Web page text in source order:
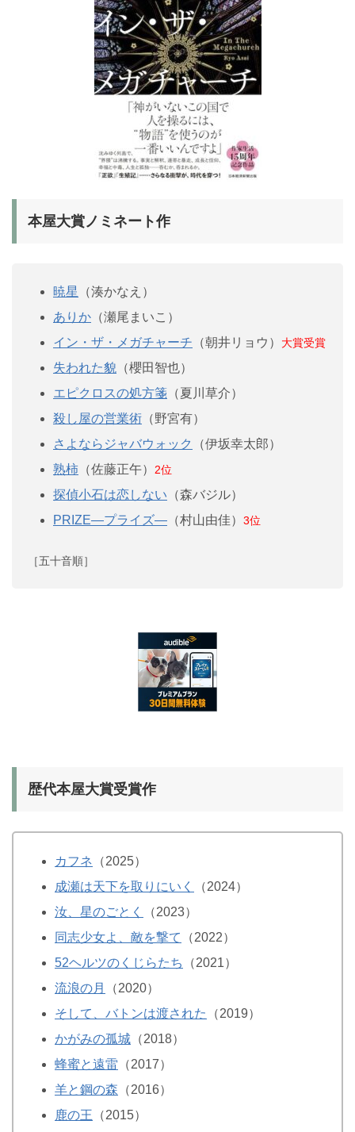
本屋大賞ノミネート作
暁星
（湊かなえ）
ありか （瀬尾まいこ）
イン・ザ・メガチャーチ （朝井リョウ） 大賞受賞
失われた貌 （櫻田智也）
エピクロスの処方箋 （夏川草介）
殺し屋の営業術 （野宮有）
さよならジャバウォック
（伊坂幸太郎）
熟柿 （佐藤正午） 2位
探偵小石は恋しない （森バジル）
PRIZE―プライズ― （村山由佳） 3位
［五十音順］
歴代本屋大賞受賞作
カフネ （2025）
成瀬は天下を取りにいく
（2024）
汝、星のごとく
（2023）
同志少女よ、敵を撃て
（2022）
52ヘルツのくじらたち
（2021）
流浪の月
（2020）
そして、バトンは渡された
（2019）
かがみの孤城 （2018）
蜂蜜と遠雷 （2017）
羊と鋼の森 （2016）
鹿の王 （2015）